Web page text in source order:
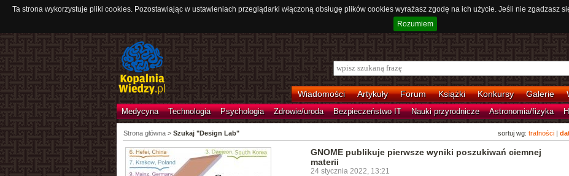
Ta strona wykorzystuje pliki cookies. Pozostawiając w ustawieniach przeglądarki włączoną obsługę plików cookies wyrażasz zgodę na ich użycie. Jeśli nie
Rozumiem
Wiadomości Artykuły Forum Książki Konkursy Galerie
Medycyna Technologia Psychologia Zdrowie/uroda Bezpieczeństwo IT Nauki przyrodnicze Astronomia/fizyka
sortuj wg: trafności|
Strona główna> Szukaj "Design Lab"
GNOME publikuje pierwsze wyniki poszukiwań ciemnej
materii
24 stycznia 2022, 13:21